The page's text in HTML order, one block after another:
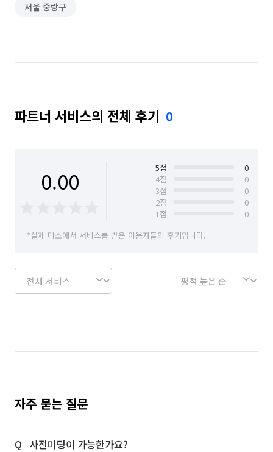
서울 중랑구
파트너 서비스의 전체 후기 0
0.00 5점
0
4점
0
3점
0
2점
0
1점
0
*실제 미소에서 서비스를 받은 이용자들의 후기입니다.
자주 묻는 질문
사전미팅이 가능한가요?